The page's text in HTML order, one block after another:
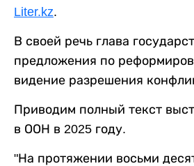
Liter.kz.
В своей речь глава
предложения по
видение разрешения
Приводим полный текст
в ООН в 2025 году.
"На протяжении восьми